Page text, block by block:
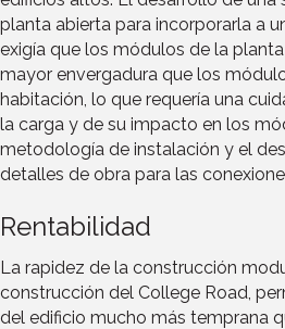
planta abierta para incorporarla a
exigía que los módulos de la
mayor envergadura que los
habitación, lo que requería una
la carga y de su impacto en los
metodología de instalación y el
detalles de obra para las
Rentabilidad
La rapidez de la construcción
construcción del College Road,
del edificio mucho más temprana